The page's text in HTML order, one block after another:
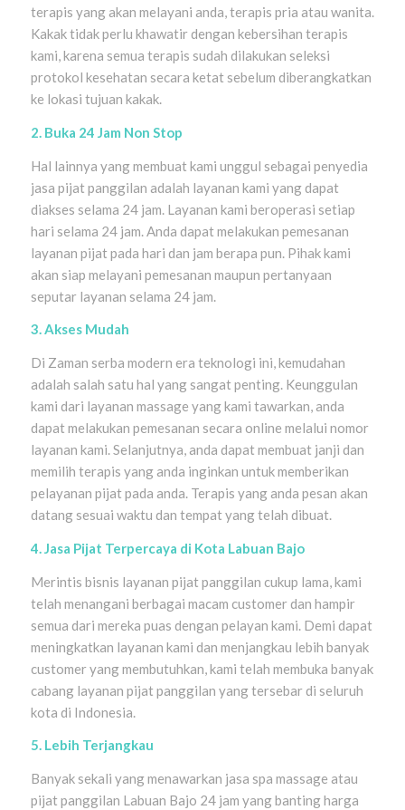
terapis yang akan melayani anda, terapis pria atau wanita.
Kakak tidak perlu khawatir dengan kebersihan terapis
kami, karena semua terapis sudah dilakukan seleksi
protokol kesehatan secara ketat sebelum diberangkatkan
ke lokasi tujuan kakak.
2. Buka 24 Jam Non Stop
Hal lainnya yang membuat kami unggul sebagai penyedia
jasa pijat panggilan adalah layanan kami yang dapat
diakses selama 24 jam. Layanan kami beroperasi setiap
hari selama 24 jam. Anda dapat melakukan pemesanan
layanan pijat pada hari dan jam berapa pun. Pihak kami
akan siap melayani pemesanan maupun pertanyaan
seputar layanan selama 24 jam.
3. Akses Mudah
Di Zaman serba modern era teknologi ini, kemudahan
adalah salah satu hal yang sangat penting. Keunggulan
kami dari layanan massage yang kami tawarkan, anda
dapat melakukan pemesanan secara online melalui nomor
layanan kami. Selanjutnya, anda dapat membuat janji dan
memilih terapis yang anda inginkan untuk memberikan
pelayanan pijat pada anda. Terapis yang anda pesan akan
datang sesuai waktu dan tempat yang telah dibuat.
4. Jasa Pijat Terpercaya di Kota Labuan Bajo
Merintis bisnis layanan pijat panggilan cukup lama, kami
telah menangani berbagai macam customer dan hampir
semua dari mereka puas dengan pelayan kami. Demi dapat
meningkatkan layanan kami dan menjangkau lebih banyak
customer yang membutuhkan, kami telah membuka banyak
cabang layanan pijat panggilan yang tersebar di seluruh
kota di Indonesia.
5. Lebih Terjangkau
Banyak sekali yang menawarkan jasa spa massage atau
pijat panggilan Labuan Bajo 24 jam yang banting harga